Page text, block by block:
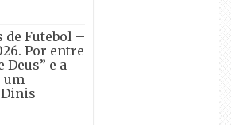
de Futebol –
Por entre
Deus” e a
um
Dinis